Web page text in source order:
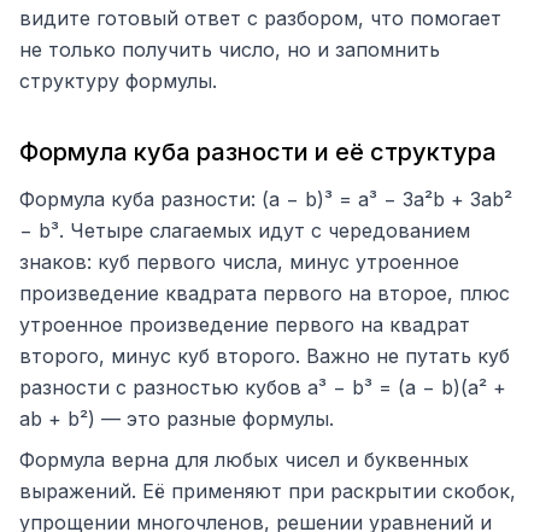
видите готовый ответ с разбором, что помогает
не только получить число, но и запомнить
структуру формулы.
Формула куба разности и её структура
Формула куба разности: (a − b)³ = a³ − 3a²b + 3ab²
− b³. Четыре слагаемых идут с чередованием
знаков: куб первого числа, минус утроенное
произведение квадрата первого на второе, плюс
утроенное произведение первого на квадрат
второго, минус куб второго. Важно не путать куб
разности с разностью кубов a³ − b³ = (a − b)(a² +
ab + b²) — это разные формулы.
Формула верна для любых чисел и буквенных
выражений. Её применяют при раскрытии скобок,
упрощении многочленов, решении уравнений и